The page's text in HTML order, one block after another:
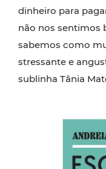
dinheiro para
não nos sentimos
sabemos como
stressante e
sublinha Tânia